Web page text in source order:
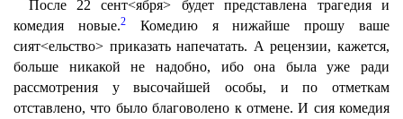
После 22 сент<ября> будет представлена трагедия и
комедия новые.2Комедию я нижайше прошу ваше
сият<ельство> приказать напечатать. А рецензии, кажется,
больше никакой не надобно, ибо она была уже ради
рассмотрения у высочайшей особы, и по отметкам
отставлено, что было благоволено к отмене. И сия комедия